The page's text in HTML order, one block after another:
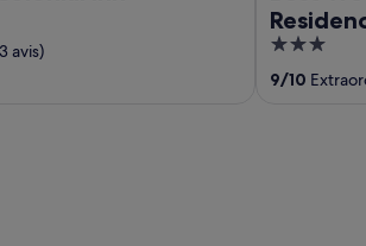
avis)
Hotel
3
out
of
9/10